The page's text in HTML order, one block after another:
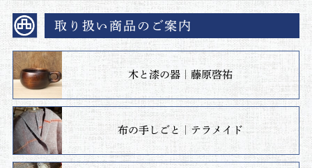
取り扱い商品のご案内
木と漆の器｜藤原啓祐
布の手しごと｜テラメイド